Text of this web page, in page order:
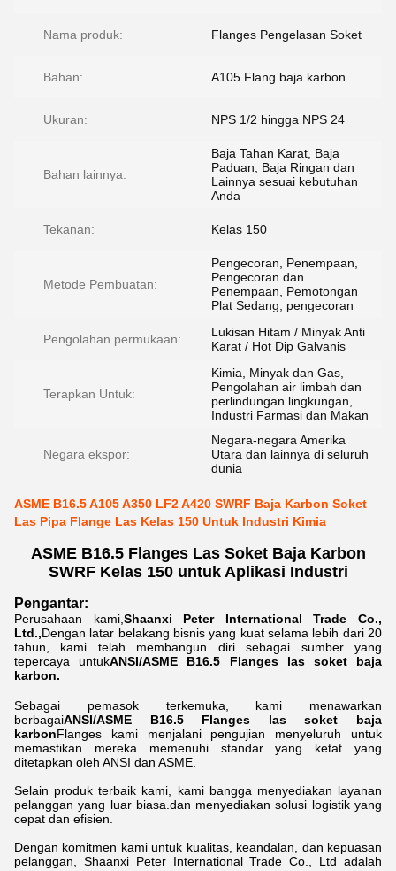
Nama produk: Flanges Pengelasan Soket
Bahan: A105 Flang baja karbon
Ukuran: NPS 1/2 hingga NPS 24
Bahan lainnya:
Baja Tahan Karat, Baja
Paduan, Baja Ringan dan
Lainnya sesuai kebutuhan
Anda
Tekanan: Kelas 150
Metode Pembuatan:
Pengecoran, Penempaan,
Pengecoran dan
Penempaan, Pemotongan
Plat Sedang, pengecoran
Pengolahan permukaan:
Lukisan Hitam / Minyak Anti
Karat / Hot Dip Galvanis
Terapkan Untuk:
Kimia, Minyak dan Gas,
Pengolahan air limbah dan
perlindungan lingkungan,
Industri Farmasi dan Makan
Negara ekspor:
Negara-negara Amerika
Utara dan lainnya di seluruh
dunia
ASME B16.5 A105 A350 LF2 A420 SWRF Baja Karbon Soket
Las Pipa Flange Las Kelas 150 Untuk Industri Kimia
ASME B16.5 Flanges Las Soket Baja Karbon
SWRF Kelas 150 untuk Aplikasi Industri
Pengantar:
Perusahaan kami, Shaanxi Peter International Trade Co.,
Ltd.,Dengan latar belakang bisnis yang kuat selama lebih dari 20
tahun, kami telah membangun diri sebagai sumber yang
tepercaya untukANSI/ASME B16.5 Flanges las soket baja
karbon.
Sebagai pemasok terkemuka, kami menawarkan
berbagaiANSI/ASME B16.5 Flanges las soket baja
karbonFlanges kami menjalani pengujian menyeluruh untuk
memastikan mereka memenuhi standar yang ketat yang
ditetapkan oleh ANSI dan ASME.
Selain produk terbaik kami, kami bangga menyediakan layanan
pelanggan yang luar biasa.dan menyediakan solusi logistik yang
cepat dan efisien.
Dengan komitmen kami untuk kualitas, keandalan, dan kepuasan
pelanggan, Shaanxi Peter International Trade Co., Ltd adalah